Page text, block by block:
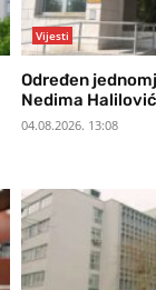
Vijesti
Određen
Nedima
04.08.2026. 13:08